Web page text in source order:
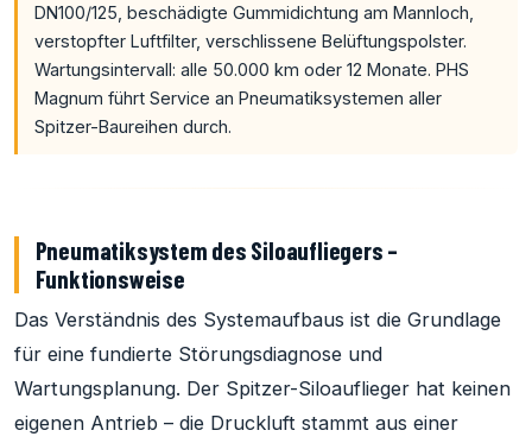
DN100/125, beschädigte Gummidichtung am Mannloch,
verstopfter Luftfilter, verschlissene Belüftungspolster.
Wartungsintervall: alle 50.000 km oder 12 Monate. PHS
Magnum führt Service an Pneumatiksystemen aller
Spitzer-Baureihen durch.
Pneumatiksystem des Siloaufliegers –
Funktionsweise
Das Verständnis des Systemaufbaus ist die Grundlage
für eine fundierte Störungsdiagnose und
Wartungsplanung. Der Spitzer-Siloauflieger hat keinen
eigenen Antrieb – die Druckluft stammt aus einer